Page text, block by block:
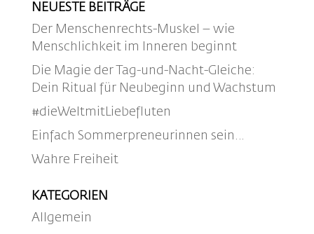
NEUESTE BEITRÄGE
Der Menschenrechts-Muskel – wie
Menschlichkeit im Inneren beginnt
Die Magie der Tag-und-Nacht-Gleiche:
Dein Ritual für Neubeginn und Wachstum
#dieWeltmitLiebefluten
Einfach Sommerpreneurinnen sein…
Wahre Freiheit
KATEGORIEN
Allgemein